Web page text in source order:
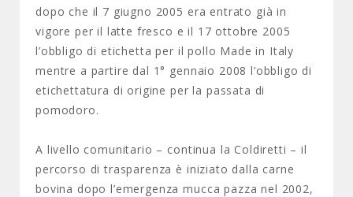
dopo che il 7 giugno 2005 era entrato già in
vigore per il latte fresco e il 17 ottobre 2005
l’obbligo di etichetta per il pollo Made in Italy
mentre a partire dal 1° gennaio 2008 l’obbligo di
etichettatura di origine per la passata di
pomodoro.
A livello comunitario – continua la Coldiretti – il
percorso di trasparenza è iniziato dalla carne
bovina dopo l’emergenza mucca pazza nel 2002,